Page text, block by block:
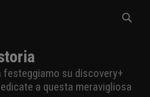
festeggiamo su discovery+
a questa meravigliosa